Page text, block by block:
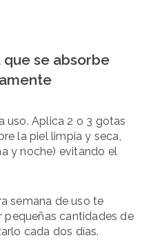
se absorbe
uso. Aplica 2 o 3 gotas
la piel limpia y seca,
y noche) evitando el
semana de uso te
cantidades de
cada dos días.